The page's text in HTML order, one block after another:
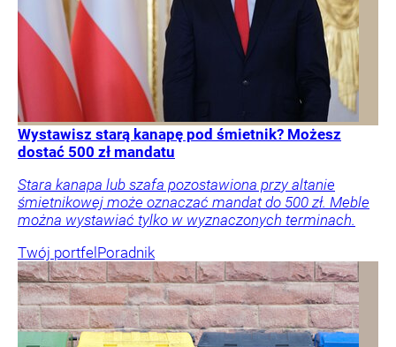
Wystawisz starą kanapę pod śmietnik? Możesz
dostać 500 zł mandatu
Stara kanapa lub szafa pozostawiona przy altanie
śmietnikowej może oznaczać mandat do 500 zł. Meble
można wystawiać tylko w wyznaczonych terminach.
Twój portfel Poradnik